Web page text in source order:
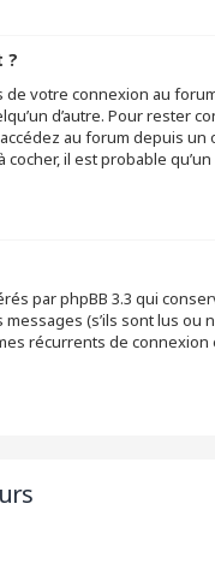
?
de votre connexion au
d’autre. Pour rester
au forum depuis
cocher, il est probable
par phpBB 3.3 qui
(s’ils sont lus
récurrents de